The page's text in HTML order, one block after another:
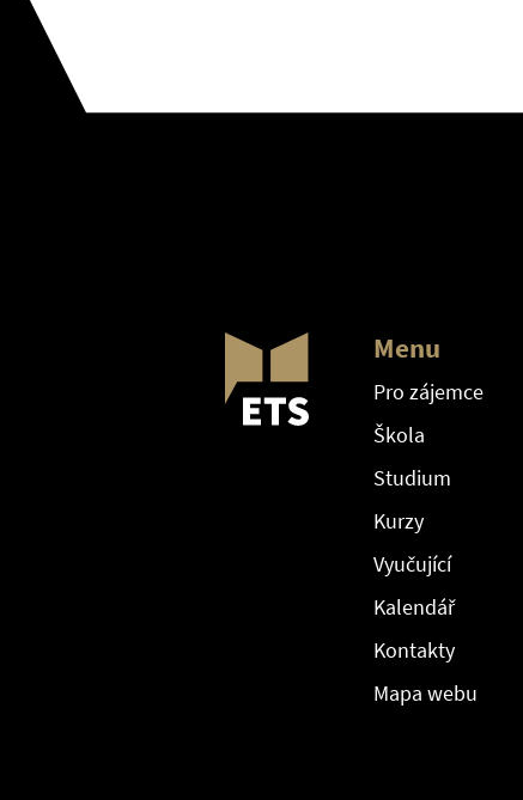
Menu
Pro zájemce
Škola
Studium
Kurzy
Vyučující
Kalendář
Kontakty
Mapa webu